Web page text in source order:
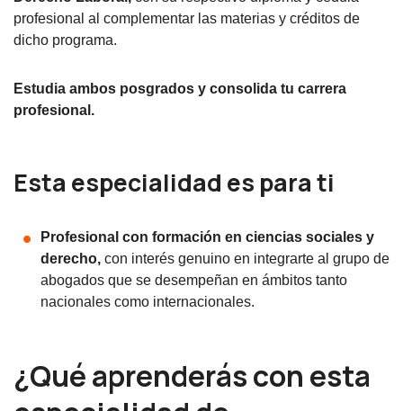
profesional al complementar las materias y créditos de
dicho programa.
Estudia ambos posgrados y consolida tu carrera
profesional.
Esta especialidad es para ti
Profesional con formación en ciencias sociales y
derecho, con interés genuino en integrarte al grupo de
abogados que se desempeñan en ámbitos tanto
nacionales como internacionales.
¿Qué aprenderás con esta